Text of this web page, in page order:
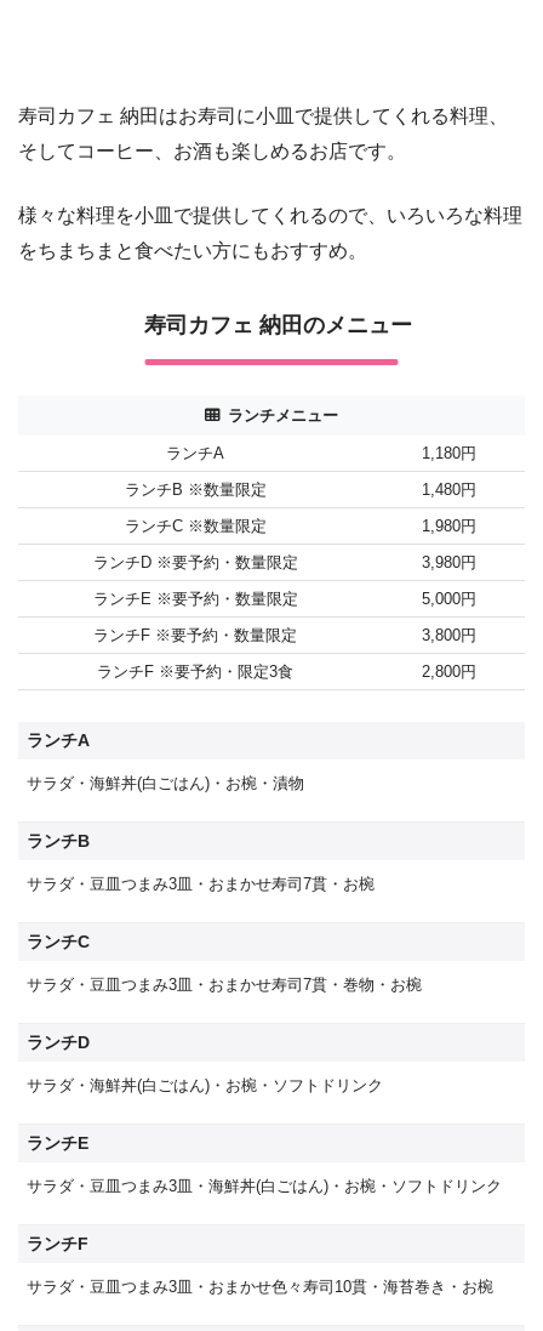
寿司カフェ 納田はお寿司に小皿で提供してくれる料理、
そしてコーヒー、お酒も楽しめるお店です。
様々な料理を小皿で提供してくれるので、いろいろな料理
をちまちまと食べたい方にもおすすめ。
寿司カフェ 納田のメニュー
ランチメニュー
ランチA
1,180円
ランチB ※数量限定
1,480円
ランチC ※数量限定
1,980円
ランチD ※要予約・数量限定
3,980円
ランチE ※要予約・数量限定
5,000円
ランチF ※要予約・数量限定
3,800円
ランチF ※要予約・限定3食
2,800円
ランチA
サラダ・海鮮丼(白ごはん)・お椀・漬物
ランチB
サラダ・豆皿つまみ3皿・おまかせ寿司7貫・お椀
ランチC
サラダ・豆皿つまみ3皿・おまかせ寿司7貫・巻物・お椀
ランチD
サラダ・海鮮丼(白ごはん)・お椀・ソフトドリンク
ランチE
サラダ・豆皿つまみ3皿・海鮮丼(白ごはん)・お椀・ソフトドリンク
ランチF
サラダ・豆皿つまみ3皿・おまかせ色々寿司10貫・海苔巻き・お椀